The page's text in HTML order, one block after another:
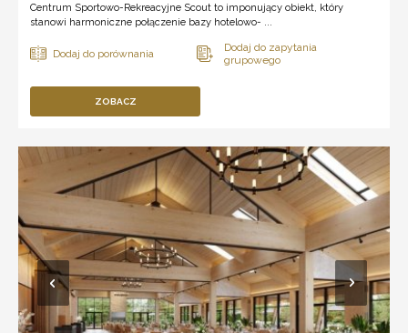
Centrum Sportowo-Rekreacyjne Scout to imponujący obiekt, który
stanowi harmoniczne połączenie bazy hotelowo- ...
ZOBACZ